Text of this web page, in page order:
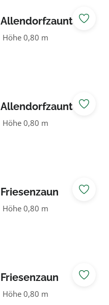
Allendorfzauntor
lasiert 2-flg.
Höhe 0,80 m
Allendorfzauntor
natur 2-flg.
Höhe 0,80 m
Friesenzaun
waagerecht grün
Höhe 0,80 m
Friesenzaun
waagerecht natur
Höhe 0,80 m